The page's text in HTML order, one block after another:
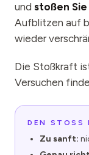
und stoßen
Aufblitzen auf
wieder
Die Stoßkraft
Versuchen
DEN STOSS
Zu sanft: